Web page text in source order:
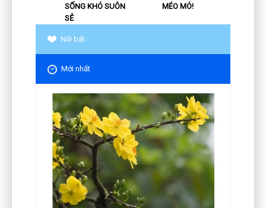
SỐNG KHÓ SUÔN
SẺ
MÉO MÓ!
Nổi bật
Mới nhất